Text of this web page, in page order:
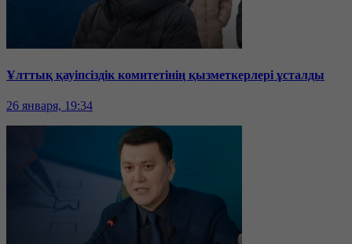
Ұлттық қауіпсіздік комитетінің қызметкерлері ұсталды
26 января, 19:34